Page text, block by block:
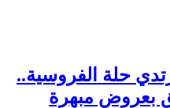
حلة الفروسية..
بعروض مبهرة